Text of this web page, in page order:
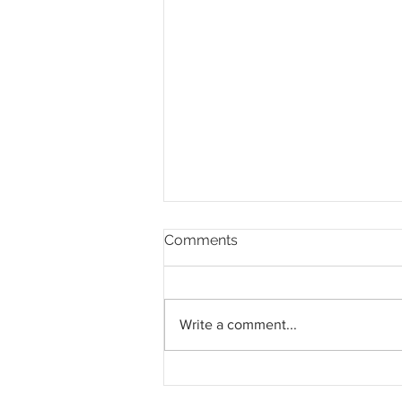
Comments
Write a comment...